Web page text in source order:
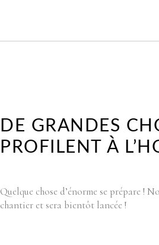
DE GRANDES
PROFILENT À
Quelque chose d’énorme se prépare !
chantier et sera bientôt lancée !